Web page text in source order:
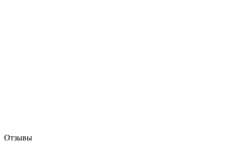
Отзывы